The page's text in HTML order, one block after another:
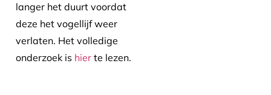
langer het duurt voordat
deze het vogellijf weer
verlaten. Het volledige
onderzoek is hier te lezen.